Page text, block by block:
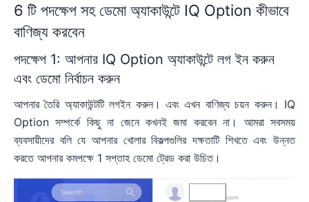
6 টি পদক্ষেপ সহ ডেমো অ্যাকাউন্টে IQ Option কীভাবে
বাণিজ্য করবেন
পদক্ষেপ 1: আপনার IQ Option অ্যাকাউন্টে লগ ইন করুন
এবং ডেমো নির্বাচন করুন
আপনার তৈরি অ্যাকাউন্টটি লগইন করুন। এবং এখন বাণিজ্য চয়ন করুন। IQ
Option সম্পর্কে কিছু না জেনে কখনই জমা করবেন না। আমরা সবসময়
ব্যবসায়ীদের বলি যে আপনার খোলার বিকল্পগুলির দক্ষতাটি শিখতে এবং উন্নত
করতে আপনার কমপক্ষে 1 সপ্তাহ ডেমো ট্রেড করা উচিত।